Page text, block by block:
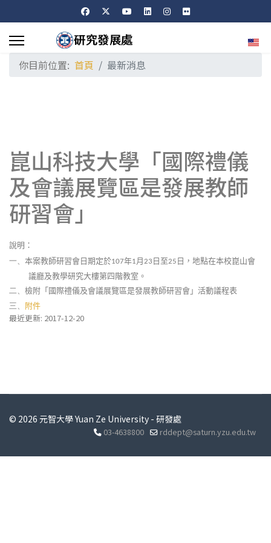
選擇
你目前位置: 首頁 最新消息
崑山科技大學「國際禮儀
及會議展覽區是發展教師
研習會」
說明：
一、 本案教師研習會日期定於107年1月 23 日至25 日，地點在本校崑山會
議廳及教學研究大樓第四階教室。
二、 檢附「國際禮儀及會議展覽區是發展教師研習會」活動議程表
三、 附件
最近更新: 2017-12-20
© 2026 元智大學 Yuan Ze University - 研發處
03-4638800 rddept@saturn.yzu.edu.tw